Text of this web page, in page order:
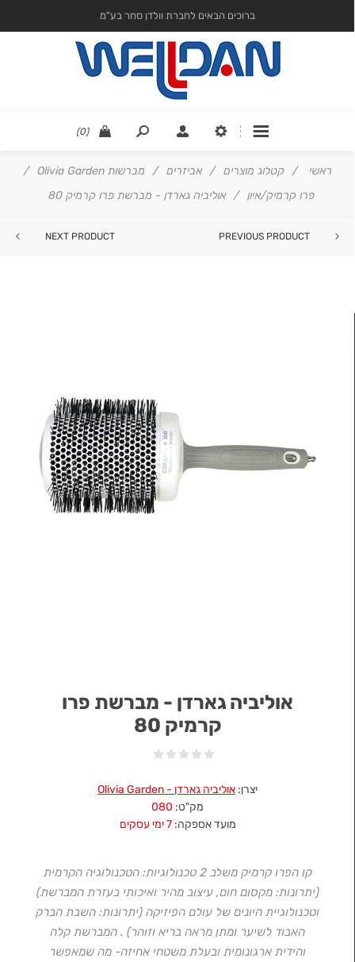
ברוכים הבאים לחברת וולדן סחר בע"מ
(0)
ראשי / קטלוג מוצרים / אביזרים / מברשות Olivia Garden
/
פרו קרמיק/איון / אוליביה גארדן - מברשת פרו קרמיק 80
PREVIOUS PRODUCT
NEXT PRODUCT
אוליביה גארדן - מברשת פרו
קרמיק 80
יצרן: אוליביה גארדן - Olivia Garden
מק"ט: 080
מועד אספקה: 7 ימי עסקים
קו הפרו קרמיק משלב 2 טכנולוגיות: הטכנולוגיה הקרמית
(יתרונות: מקסום חום, עיצוב מהיר ואיכותי בעזרת המברשת)
וטכנולוגיית היונים של עולם הפיזיקה (יתרונות: השבת הברק
האבוד לשיער ומתן מראה בריא וזוהר) . המברשת קלה
והידית ארגונומית ובעלת משטחי אחיזה- מה שמאפשר